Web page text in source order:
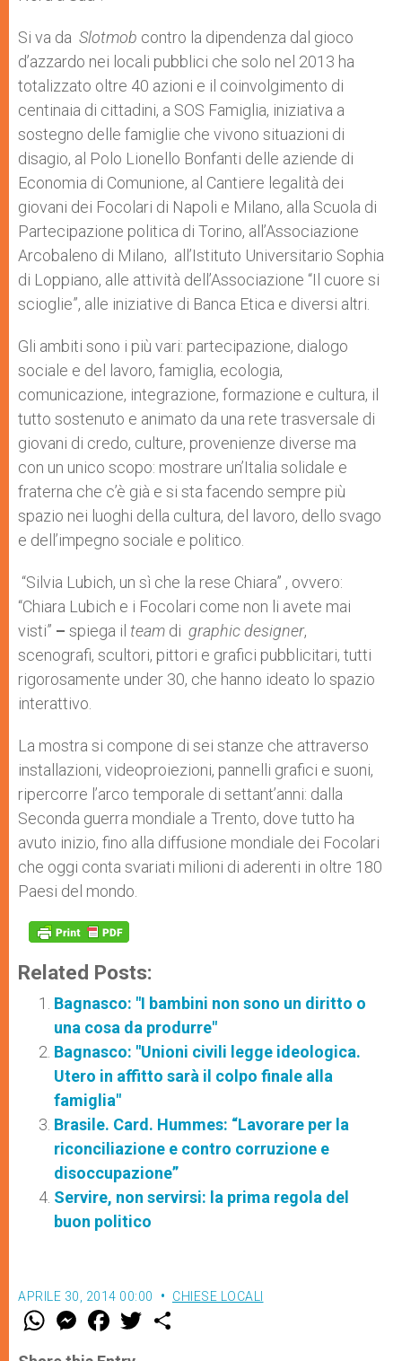
Si va da Slotmob contro la dipendenza dal gioco
d’azzardo nei locali pubblici che solo nel 2013 ha
totalizzato oltre 40 azioni e il coinvolgimento di
centinaia di cittadini, a SOS Famiglia, iniziativa a
sostegno delle famiglie che vivono situazioni di
disagio, al Polo Lionello Bonfanti delle aziende di
Economia di Comunione, al Cantiere legalità dei
giovani dei Focolari di Napoli e Milano, alla Scuola di
Partecipazione politica di Torino, all’Associazione
Arcobaleno di Milano, all’Istituto Universitario Sophia
di Loppiano, alle attività dell’Associazione “Il cuore si
scioglie”, alle iniziative di Banca Etica e diversi altri.
Gli ambiti sono i più vari: partecipazione, dialogo
sociale e del lavoro, famiglia, ecologia,
comunicazione, integrazione, formazione e cultura, il
tutto sostenuto e animato da una rete trasversale di
giovani di credo, culture, provenienze diverse ma
con un unico scopo: mostrare un’Italia solidale e
fraterna che c’è già e si sta facendo sempre più
spazio nei luoghi della cultura, del lavoro, dello svago
e dell’impegno sociale e politico.
“Silvia Lubich, un sì che la rese Chiara” , ovvero:
“Chiara Lubich e i Focolari come non li avete mai
visti” – spiega il team di graphic designer,
scenografi, scultori, pittori e grafici pubblicitari, tutti
rigorosamente under 30, che hanno ideato lo spazio
interattivo.
La mostra si compone di sei stanze che attraverso
installazioni, videoproiezioni, pannelli grafici e suoni,
ripercorre l’arco temporale di settant’anni: dalla
Seconda guerra mondiale a Trento, dove tutto ha
avuto inizio, fino alla diffusione mondiale dei Focolari
che oggi conta svariati milioni di aderenti in oltre 180
Paesi del mondo.
Related Posts:
Bagnasco: "I bambini non sono un diritto o
una cosa da produrre"
Bagnasco: "Unioni civili legge ideologica.
Utero in affitto sarà il colpo finale alla
famiglia"
Brasile. Card. Hummes: “Lavorare per la
riconciliazione e contro corruzione e
disoccupazione”
Servire, non servirsi: la prima regola del
buon politico
APRILE 30, 2014 00:00 CHIESE LOCALI
W
t
M
e
s
F
a
e
w